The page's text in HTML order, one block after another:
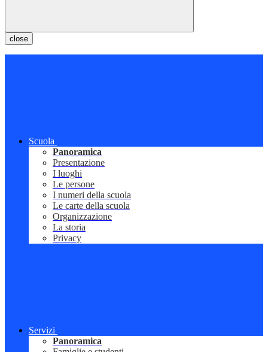
close
Scuola
Panoramica
Presentazione
I luoghi
Le persone
I numeri della scuola
Le carte della scuola
Organizzazione
La storia
Privacy
Servizi
Panoramica